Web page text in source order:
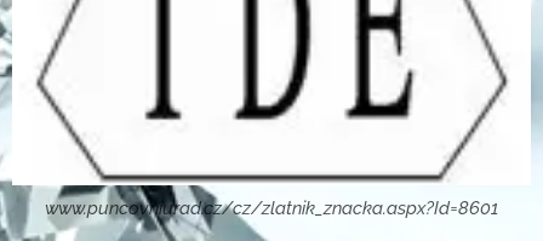
www.puncovniurad.cz/cz/zlatnik_znacka.aspx?Id=8601